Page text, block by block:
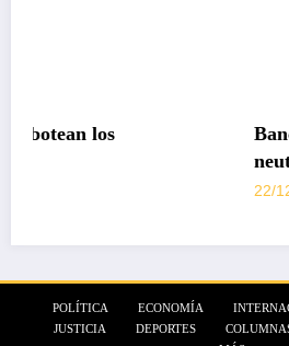
Bancamía logra la
neutralidad, bajo la
Xiomara
POLÍTICA ECONOMÍA
JUSTICIA
DEPORTES